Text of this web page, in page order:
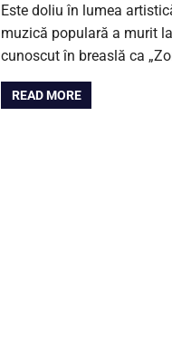
Este doliu în lumea
muzică populară a murit
cunoscut în breaslă ca
READ MORE